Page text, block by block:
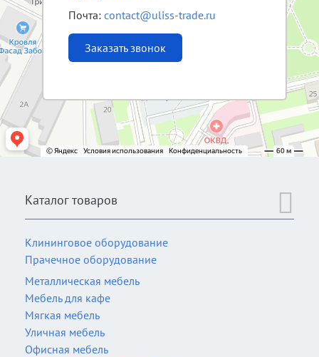
Почта:contact@uliss-trade.ru
Заказать звонок
Каталог товаров
Клининговое оборудование
Прачечное оборудование
Металлическая мебель
Мебель для кафе
Мягкая мебель
Уличная мебель
Офисная мебель